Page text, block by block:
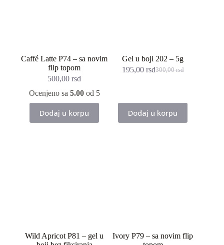
Caffé Latte P74 – sa novim
flip topom
500,00rsd
Ocenjeno sa 5.00od 5
Dodaj u korpu
Gel u boji 202 – 5g
300,00rsd
Originalna
300,00 rsd.
195,00 rsdTrenutna
Dodaj u korpu
Wild Apricot P81 – gel u
Ivory P79 – sa novim flip